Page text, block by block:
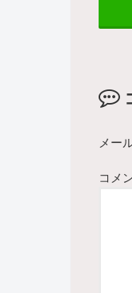
メー
コメ